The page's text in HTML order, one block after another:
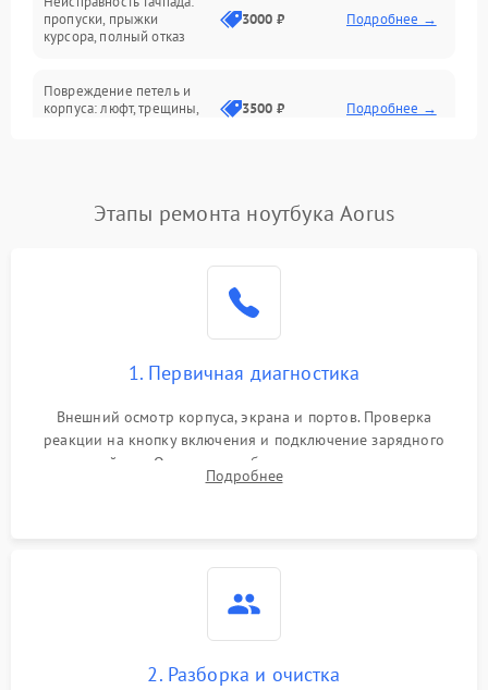
Сеть и интернет
пропуски, прыжки
курсора, полный отказ
3000 ₽ Подробнее →
Повреждение петель и
корпуса: люфт, трещины,
3500 ₽ Подробнее →
невозможность зарядки,
2500 ₽ Подробнее →
2000 ₽
Перегрев из‑за пыли,
неисправности кулера
Выход из строя SSD или
HDD: медленная загрузка,
2000 ₽
Проблемы Wi‑Fi или
Этапы ремонта ноутбука Aorus
1. Первичная диагностика
Внешний осмотр корпуса, экрана и портов. Проверка
реакции на кнопку включения и подключение зарядного
устройства. Оценка потребления тока с помощью
лабораторного блока питания для локализации проблемы.
Подробнее
2. Разборка и очистка